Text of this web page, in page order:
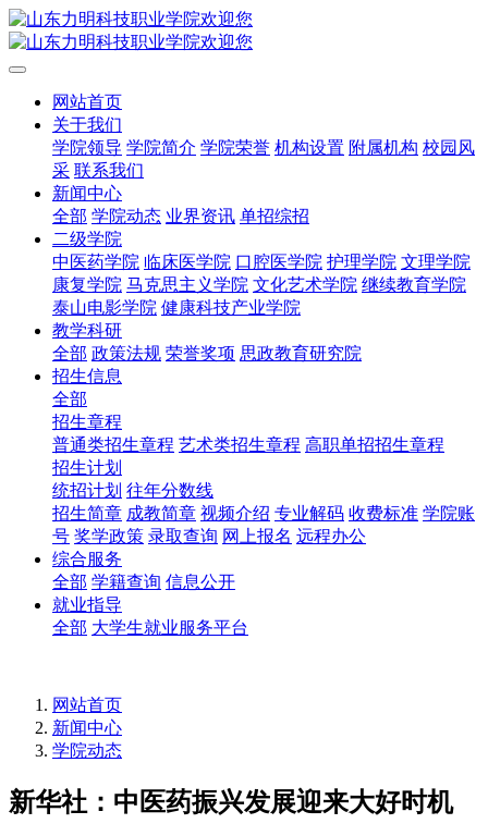
网站首页
关于我们
学院领导 学院简介 学院荣誉 机构设置 附属机构 校园风
采 联系我们
新闻中心
全部 学院动态 业界资讯 单招综招
二级学院
中医药学院 临床医学院 口腔医学院 护理学院 文理学院
康复学院 马克思主义学院 文化艺术学院 继续教育学院
泰山电影学院 健康科技产业学院
教学科研
全部 政策法规 荣誉奖项 思政教育研究院
招生信息
全部
招生章程
普通类招生章程 艺术类招生章程 高职单招招生章程
招生计划
统招计划 往年分数线
招生简章 成教简章 视频介绍 专业解码 收费标准 学院账
号 奖学政策 录取查询 网上报名 远程办公
综合服务
全部 学籍查询 信息公开
就业指导
全部 大学生就业服务平台
网站首页
新闻中心
学院动态
新华社：中医药振兴发展迎来大好时机